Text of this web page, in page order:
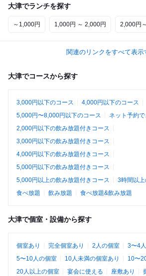
大津でランチを探す
～1,000円 1,000円 ～ 2,000円 2,000円～
関連のリンクをすべて表示
大津でコースから探す
3,000円以下のコース
4,000円以下のコース
5,000円〜8,000円以下のコース
ネット予約
2,000円以下の飲み放題付きコース
3,000円以下の飲み放題付きコース
4,000円以下の飲み放題付きコース
5,000円以下の飲み放題付きコース
5,000円以上の飲み放題付きコース
3時間以
食べ放題
飲み放題 食べ放題&飲み放題
大津で個室・設備から探す
個室あり 完全個室あり 2人の個室
3〜4
5〜10人の個室
10人未満の個室あり
10〜
20人以上の個室
宴会に使える 座敷あり